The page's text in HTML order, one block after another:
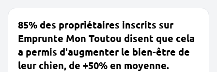
85% des propriétaires inscrits sur
Emprunte Mon Toutou disent que cela
a permis d'augmenter le bien-être de
leur chien, de +50% en moyenne.